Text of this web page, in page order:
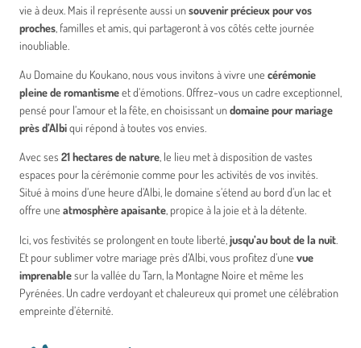
vie à deux. Mais il représente aussi unsouvenir précieux pour vos
proches , familles et amis, qui partageront à vos côtés cette journée
inoubliable.
Au Domaine du Koukano, nous vous invitons à vivre une cérémonie
pleine de romantismeet d’émotions. Offrez-vous un cadre exceptionnel,
pensé pour l’amour et la fête, en choisissant undomaine pour mariage
près d’Albiqui répond à toutes vos envies.
Avec ses 21 hectares de nature , le lieu met à disposition de vastes
espaces pour la cérémonie comme pour les activités de vos invités.
Situé à moins d’une heure d’Albi, le domaine s’étend au bord d’un lac et
offre une atmosphère apaisante , propice à la joie et à la détente.
Ici, vos festivités se prolongent en toute liberté, jusqu’au bout de la nuit
Et pour sublimer votre mariage près d’Albi, vous profitez d’une vue
imprenablesur la vallée du Tarn, la Montagne Noire et même les
Pyrénées. Un cadre verdoyant et chaleureux qui promet une célébration
empreinte d’éternité.